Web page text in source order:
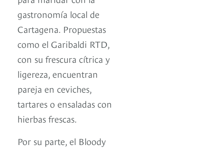
gastronomía local de
Cartagena. Propuestas
como el Garibaldi RTD,
con su frescura cítrica y
ligereza, encuentran
pareja en ceviches,
tartares o ensaladas con
hierbas frescas.
Por su parte, el Bloody